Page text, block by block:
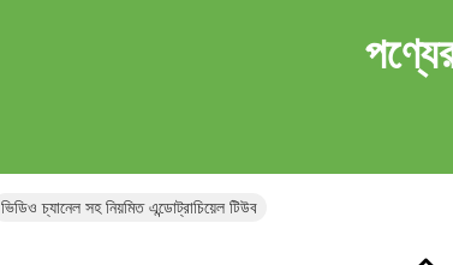
ভিডিও চ্যানেল সহ নিয়মিত এন্ডোট্রাচিয়েল টিউব